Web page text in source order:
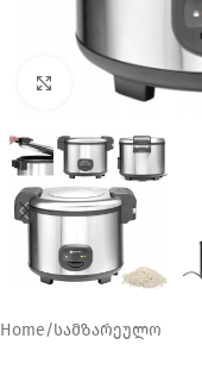
Click to enlarge
Home/სამზარეულო